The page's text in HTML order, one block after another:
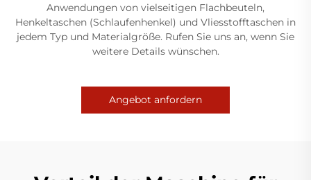
Anwendungen von vielseitigen Flachbeuteln,
Henkeltaschen (Schlaufenhenkel) und Vliesstofftaschen in
jedem Typ und Materialgröße. Rufen Sie uns an, wenn Sie
weitere Details wünschen.
Angebot anfordern